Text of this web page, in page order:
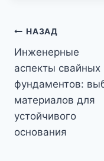
Навигация
по
записям
НАЗАД
Инженерные
аспекты свайных
фундаментов:
материалов для
устойчивого
основания